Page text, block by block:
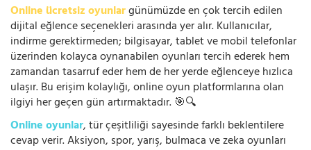
Online ücretsiz oyunlargünümüzde en çok tercih edilen
dijital eğlence seçenekleri arasında yer alır. Kullanıcılar,
indirme gerektirmeden; bilgisayar, tablet ve mobil telefonlar
üzerinden kolayca oynanabilen oyunları tercih ederek hem
zamandan tasarruf eder hem de her yerde eğlenceye hızlıca
ulaşır. Bu erişim kolaylığı, online oyun platformlarına olan
ilgiyi her geçen gün artırmaktadır. 🎯🔍
Online oyunlar, tür çeşitliliği sayesinde farklı beklentilere
cevap verir. Aksiyon, spor, yarış, bulmaca ve zeka oyunları